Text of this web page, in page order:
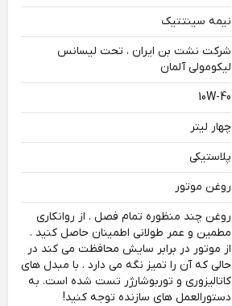
نیمه سینتتیک
شرکت نشت بن ایران ، تحت لیسانس
لیکومولی آلمان
10W-40
چهار لیتر
پلاستیکی
روغن موتور
روغن چند منظوره تمام فصل . از روانکاری
مطمین و عمر طولانی اطمینان حاصل کنید .
از موتور در برابر سایش محافظت می کند در
حالی که آن را تمیز نگه می دارد . با مبدل های
کاتالیزوری و توربوشارژر تست شده است. به
دستورالعمل های سازنده توجه کنید!